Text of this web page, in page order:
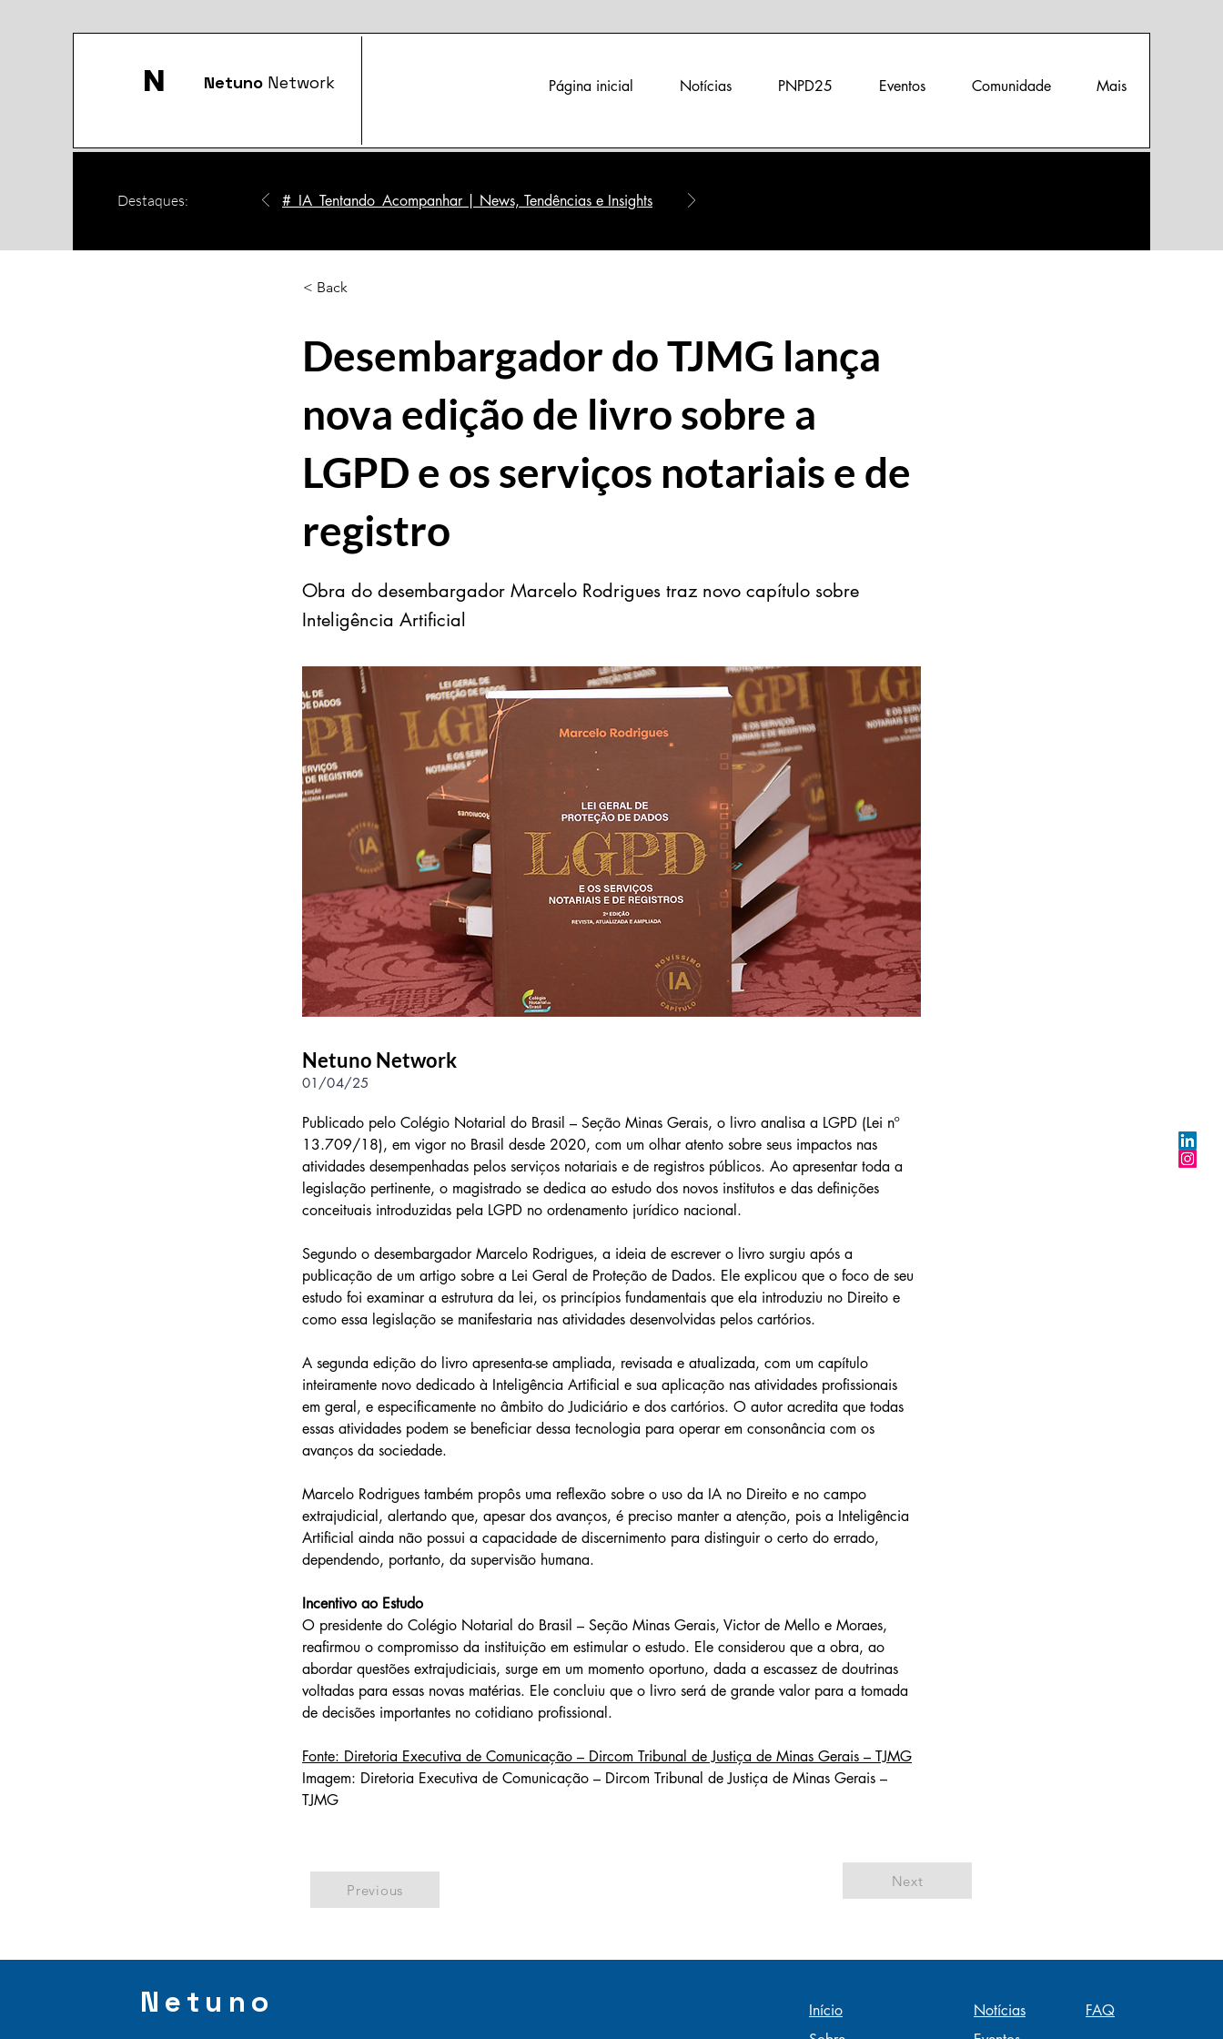
N Netuno Network Página inicial Notícias PNPD25 Eventos Comunidade Mais
Destaques: #_IA_Tentando_Acompanhar | News, Tendências e Insights
< Back
Desembargador do TJMG lança
nova edição de livro sobre a
LGPD e os serviços notariais e de
registro
Obra do desembargador Marcelo Rodrigues traz novo capítulo sobre
Inteligência Artificial
Netuno Network
01/04/25
Publicado pelo Colégio Notarial do Brasil – Seção Minas Gerais, o livro analisa a LGPD (Lei nº
13.709/18), em vigor no Brasil desde 2020, com um olhar atento sobre seus impactos nas
atividades desempenhadas pelos serviços notariais e de registros públicos. Ao apresentar toda a
legislação pertinente, o magistrado se dedica ao estudo dos novos institutos e das definições
conceituais introduzidas pela LGPD no ordenamento jurídico nacional.
Segundo o desembargador Marcelo Rodrigues, a ideia de escrever o livro surgiu após a
publicação de um artigo sobre a Lei Geral de Proteção de Dados. Ele explicou que o foco de seu
estudo foi examinar a estrutura da lei, os princípios fundamentais que ela introduziu no Direito e
como essa legislação se manifestaria nas atividades desenvolvidas pelos cartórios.
A segunda edição do livro apresenta-se ampliada, revisada e atualizada, com um capítulo
inteiramente novo dedicado à Inteligência Artificial e sua aplicação nas atividades profissionais
em geral, e especificamente no âmbito do Judiciário e dos cartórios. O autor acredita que todas
essas atividades podem se beneficiar dessa tecnologia para operar em consonância com os
avanços da sociedade.
Marcelo Rodrigues também propôs uma reflexão sobre o uso da IA no Direito e no campo
extrajudicial, alertando que, apesar dos avanços, é preciso manter a atenção, pois a Inteligência
Artificial ainda não possui a capacidade de discernimento para distinguir o certo do errado,
dependendo, portanto, da supervisão humana.
Incentivo ao Estudo
O presidente do Colégio Notarial do Brasil – Seção Minas Gerais, Victor de Mello e Moraes,
reafirmou o compromisso da instituição em estimular o estudo. Ele considerou que a obra, ao
abordar questões extrajudiciais, surge em um momento oportuno, dada a escassez de doutrinas
voltadas para essas novas matérias. Ele concluiu que o livro será de grande valor para a tomada
de decisões importantes no cotidiano profissional.
Fonte: Diretoria Executiva de Comunicação – Dircom Tribunal de Justiça de Minas Gerais – TJMG
Imagem: Diretoria Executiva de Comunicação – Dircom Tribunal de Justiça de Minas Gerais –
TJMG
Previous
Next
Netuno
Início
Notícias
FAQ